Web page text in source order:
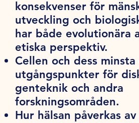
konsekvenser för
utveckling och
har både evolutionära
etiska perspektiv.
Cellen och dess
utgångspunkter för
genteknik och andra
forskningsområden.
Hur hälsan påverkas